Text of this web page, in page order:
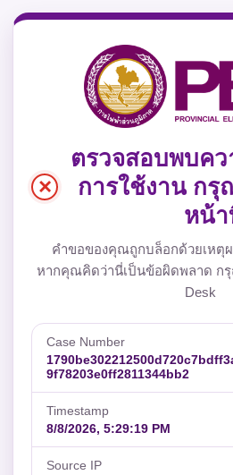
×
ตรวจสอบพบค
การใช้งาน กรุ
หน้
คำขอของคุณถูกบล็อกด้วยเหตุ
หากคุณคิดว่านี่เป็นข้อผิดพลาด ก
Desk
Case Number
9f78203e0ff2811344bb2
Timestamp
8/8/2026, 5:29:19 PM
Source IP